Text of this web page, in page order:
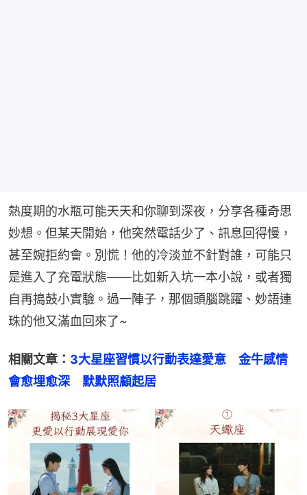
熱度期的水瓶可能天天和你聊到深夜，分享各種奇思
妙想。但某天開始，他突然電話少了、訊息回得慢，
甚至婉拒約會。別慌！他的冷淡並不針對誰，可能只
是進入了充電狀態——比如新入坑一本小說，或者獨
自再搗鼓小實驗。過一陣子，那個頭腦跳躍、妙語連
珠的他又滿血回來了~
相關文章： 3大星座習慣以行動表達愛意　金牛感情
會愈埋愈深　默默照顧起居